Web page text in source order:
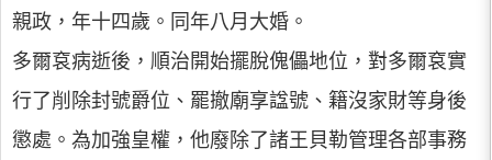
親政，年十四歲。同年八月大婚。
多爾袞病逝後，順治開始擺脫傀儡地位，對多爾袞實
行了削除封號爵位、罷撤廟享諡號、籍沒家財等身後
懲處。為加強皇權，他廢除了諸王貝勒管理各部事務